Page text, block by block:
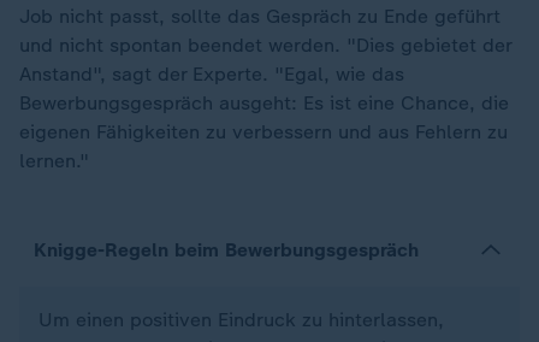
Job nicht passt, sollte das Gespräch zu Ende geführt
und nicht spontan beendet werden. "Dies gebietet der
Anstand", sagt der Experte. "Egal, wie das
Bewerbungsgespräch ausgeht: Es ist eine Chance, die
eigenen Fähigkeiten zu verbessern und aus Fehlern zu
lernen."
Knigge-Regeln beim Bewerbungsgespräch
Um einen positiven Eindruck zu hinterlassen,